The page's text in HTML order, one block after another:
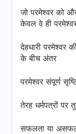
जो परमेश्वर को
केवल वे ही
देहधारी परमेश्वर
के बीच अंतर
परमेश्वर संपूर्ण
तेरह धर्मपत्रों पर
सफलता या